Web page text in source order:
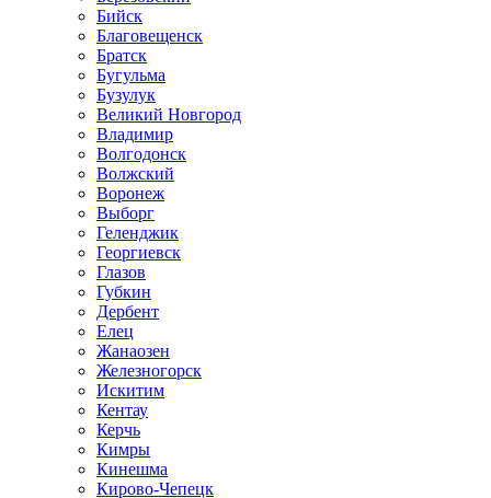
Бийск
Благовещенск
Братск
Бугульма
Бузулук
Великий Новгород
Владимир
Волгодонск
Волжский
Воронеж
Выборг
Геленджик
Георгиевск
Глазов
Губкин
Дербент
Елец
Жанаозен
Железногорск
Искитим
Кентау
Керчь
Кимры
Кинешма
Кирово-Чепецк